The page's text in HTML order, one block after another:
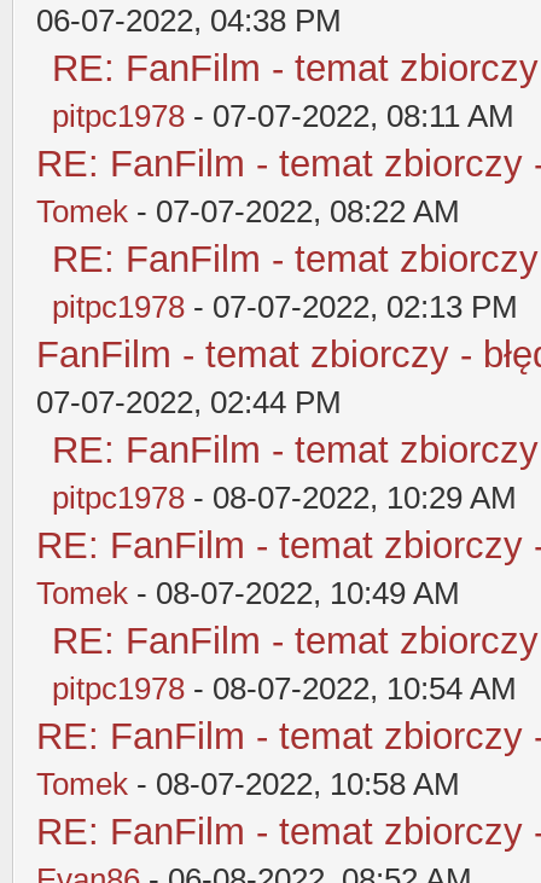
06-07-2022, 04:38 PM
RE: FanFilm - temat
pitpc1978 - 07-07-2022, 08:11 AM
RE: FanFilm - temat zbiorczy
Tomek - 07-07-2022, 08:22 AM
RE: FanFilm - temat
pitpc1978 - 07-07-2022, 02:13 PM
FanFilm - temat zbiorczy -
07-07-2022, 02:44 PM
RE: FanFilm - temat
pitpc1978 - 08-07-2022, 10:29 AM
RE: FanFilm - temat zbiorczy
Tomek - 08-07-2022, 10:49 AM
RE: FanFilm - temat
pitpc1978 - 08-07-2022, 10:54 AM
RE: FanFilm - temat zbiorczy
Tomek - 08-07-2022, 10:58 AM
RE: FanFilm - temat zbiorczy